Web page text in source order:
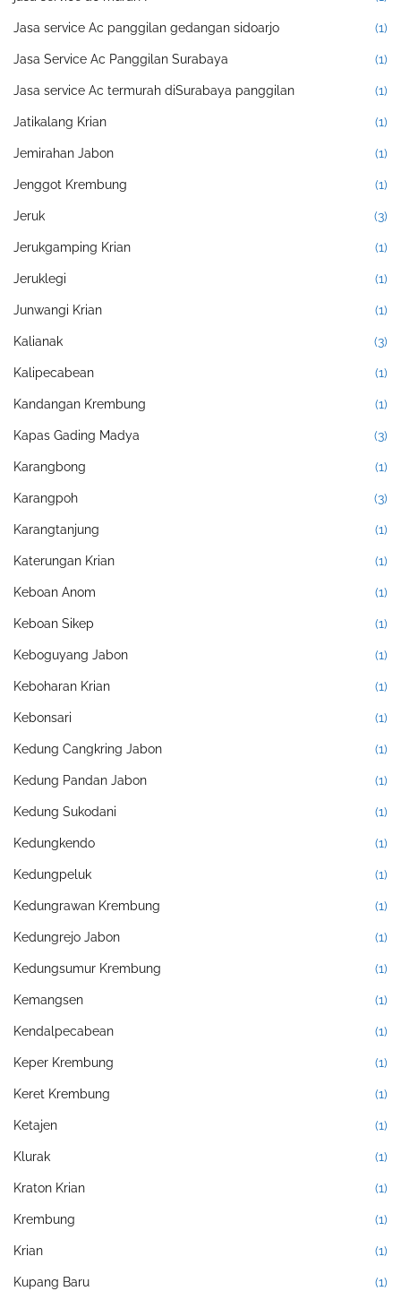
Jasa service Ac panggilan gedangan sidoarjo (1)
Jasa Service Ac Panggilan Surabaya (1)
Jasa service Ac termurah diSurabaya panggilan (1)
Jatikalang Krian (1)
Jemirahan Jabon (1)
Jenggot Krembung (1)
Jeruk (3)
Jerukgamping Krian (1)
Jeruklegi (1)
Junwangi Krian (1)
Kalianak (3)
Kalipecabean (1)
Kandangan Krembung (1)
Kapas Gading Madya (3)
Karangbong (1)
Karangpoh (3)
Karangtanjung (1)
Katerungan Krian (1)
Keboan Anom (1)
Keboan Sikep (1)
Keboguyang Jabon (1)
Keboharan Krian (1)
Kebonsari (1)
Kedung Cangkring Jabon (1)
Kedung Pandan Jabon (1)
Kedung Sukodani (1)
Kedungkendo (1)
Kedungpeluk (1)
Kedungrawan Krembung (1)
Kedungrejo Jabon (1)
Kedungsumur Krembung (1)
Kemangsen (1)
Kendalpecabean (1)
Keper Krembung (1)
Keret Krembung (1)
Ketajen (1)
Klurak (1)
Kraton Krian (1)
Krembung (1)
Krian (1)
Kupang Baru (1)